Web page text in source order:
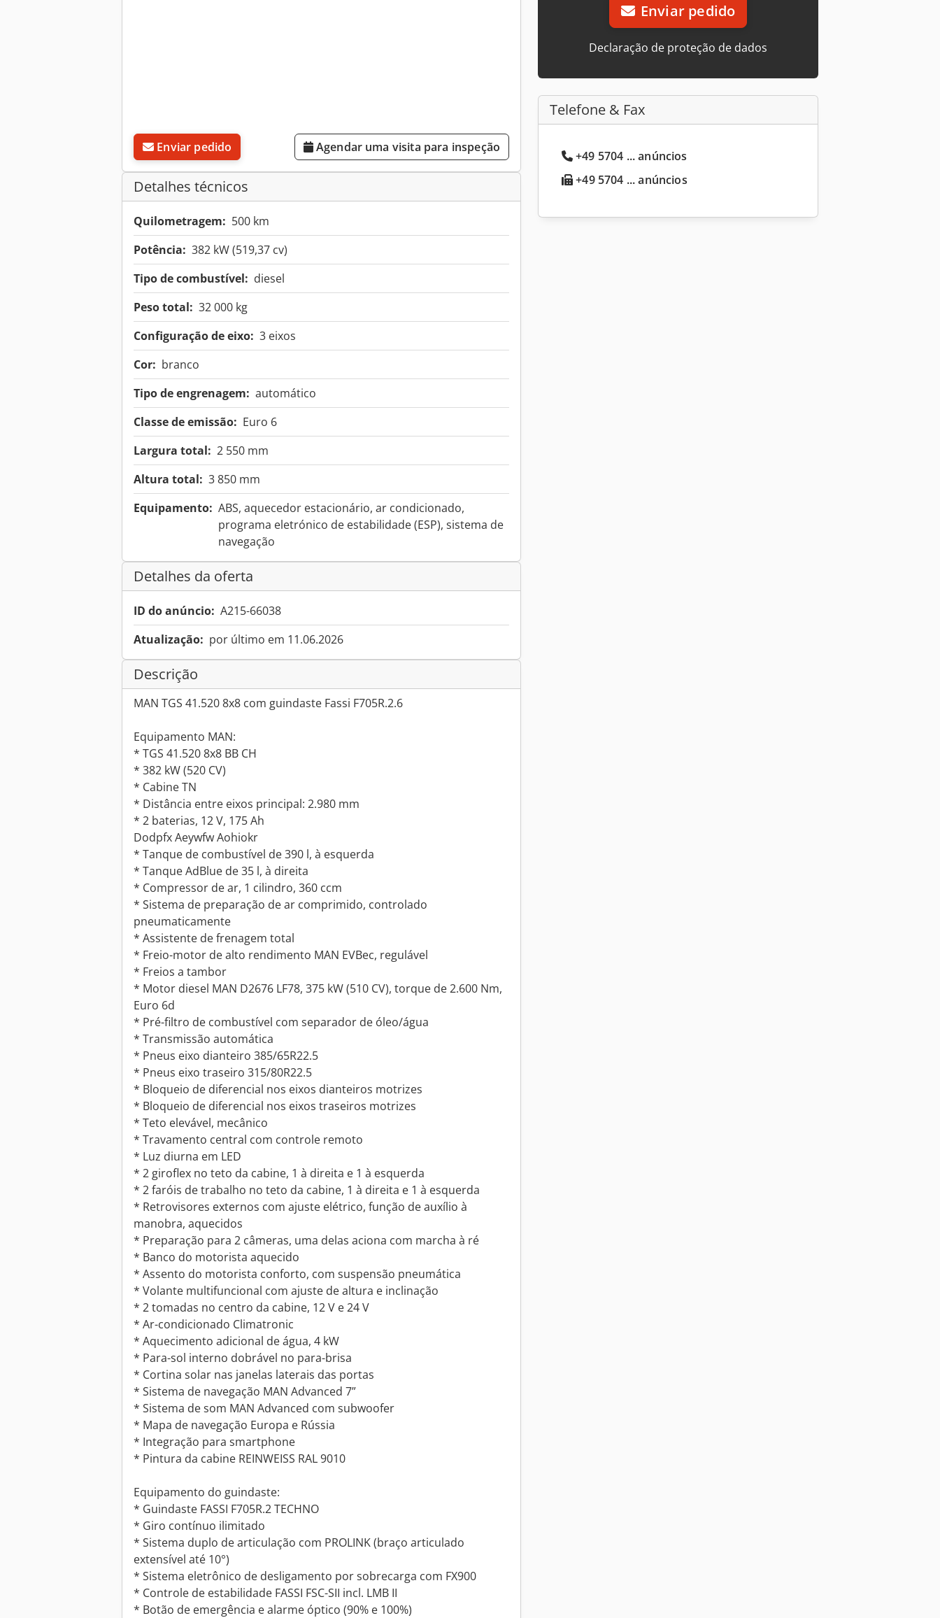
Enviar pedido Agendar uma visita para inspeção
Detalhes técnicos
Quilometragem: 500 km
Potência: 382 kW (519,37 cv)
Tipo de combustível: diesel
Peso total: 32 000 kg
Configuração de eixo: 3 eixos
Cor: branco
Tipo de engrenagem: automático
Classe de emissão: Euro 6
Largura total: 2 550 mm
Altura total: 3 850 mm
Equipamento: ABS, aquecedor estacionário, ar condicionado,
programa eletrónico de estabilidade (ESP), sistema de
navegação
Detalhes da oferta
ID do anúncio: A215-66038
Atualização: por último em 11.06.2026
Descrição
MAN TGS 41.520 8x8 com guindaste Fassi F705R.2.6
Equipamento MAN:
* TGS 41.520 8x8 BB CH
* 382 kW (520 CV)
* Cabine TN
* Distância entre eixos principal: 2.980 mm
* 2 baterias, 12 V, 175 Ah
Dodpfx Aeywfw Aohiokr
* Tanque de combustível de 390 l, à esquerda
* Tanque AdBlue de 35 l, à direita
* Compressor de ar, 1 cilindro, 360 ccm
* Sistema de preparação de ar comprimido, controlado
pneumaticamente
* Assistente de frenagem total
* Freio-motor de alto rendimento MAN EVBec, regulável
* Freios a tambor
* Motor diesel MAN D2676 LF78, 375 kW (510 CV), torque de 2.600 Nm,
Euro 6d
* Pré-filtro de combustível com separador de óleo/água
* Transmissão automática
* Pneus eixo dianteiro 385/65R22.5
* Pneus eixo traseiro 315/80R22.5
* Bloqueio de diferencial nos eixos dianteiros motrizes
* Bloqueio de diferencial nos eixos traseiros motrizes
* Teto elevável, mecânico
* Travamento central com controle remoto
* Luz diurna em LED
* 2 giroflex no teto da cabine, 1 à direita e 1 à esquerda
* 2 faróis de trabalho no teto da cabine, 1 à direita e 1 à esquerda
* Retrovisores externos com ajuste elétrico, função de auxílio à
manobra, aquecidos
* Preparação para 2 câmeras, uma delas aciona com marcha à ré
* Banco do motorista aquecido
* Assento do motorista conforto, com suspensão pneumática
* Volante multifuncional com ajuste de altura e inclinação
* 2 tomadas no centro da cabine, 12 V e 24 V
* Ar-condicionado Climatronic
* Aquecimento adicional de água, 4 kW
* Para-sol interno dobrável no para-brisa
* Cortina solar nas janelas laterais das portas
* Sistema de navegação MAN Advanced 7”
* Sistema de som MAN Advanced com subwoofer
* Mapa de navegação Europa e Rússia
* Integração para smartphone
* Pintura da cabine REINWEISS RAL 9010
Equipamento do guindaste:
* Guindaste FASSI F705R.2 TECHNO
* Giro contínuo ilimitado
* Sistema duplo de articulação com PROLINK (braço articulado
extensível até 10°)
* Sistema eletrônico de desligamento por sobrecarga com FX900
* Controle de estabilidade FASSI FSC-SII incl. LMB II
* Botão de emergência e alarme óptico (90% e 100%)
Enviar pedido
Declaração de proteção de dados
Telefone & Fax
+49 5704 ... anúncios
+49 5704 ... anúncios